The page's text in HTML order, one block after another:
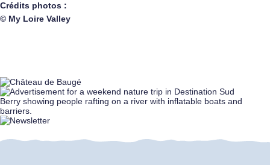
Crédits photos :
© My Loire Valley